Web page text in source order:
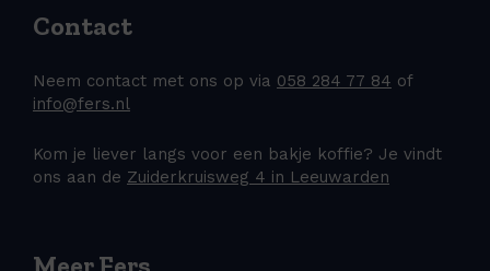
Contact
Neem contact met ons op via 058 284 77 84 of
info@fers.nl
Kom je liever langs voor een bakje koffie? Je vindt
ons aan de Zuiderkruisweg 4 in Leeuwarden
Meer Fers